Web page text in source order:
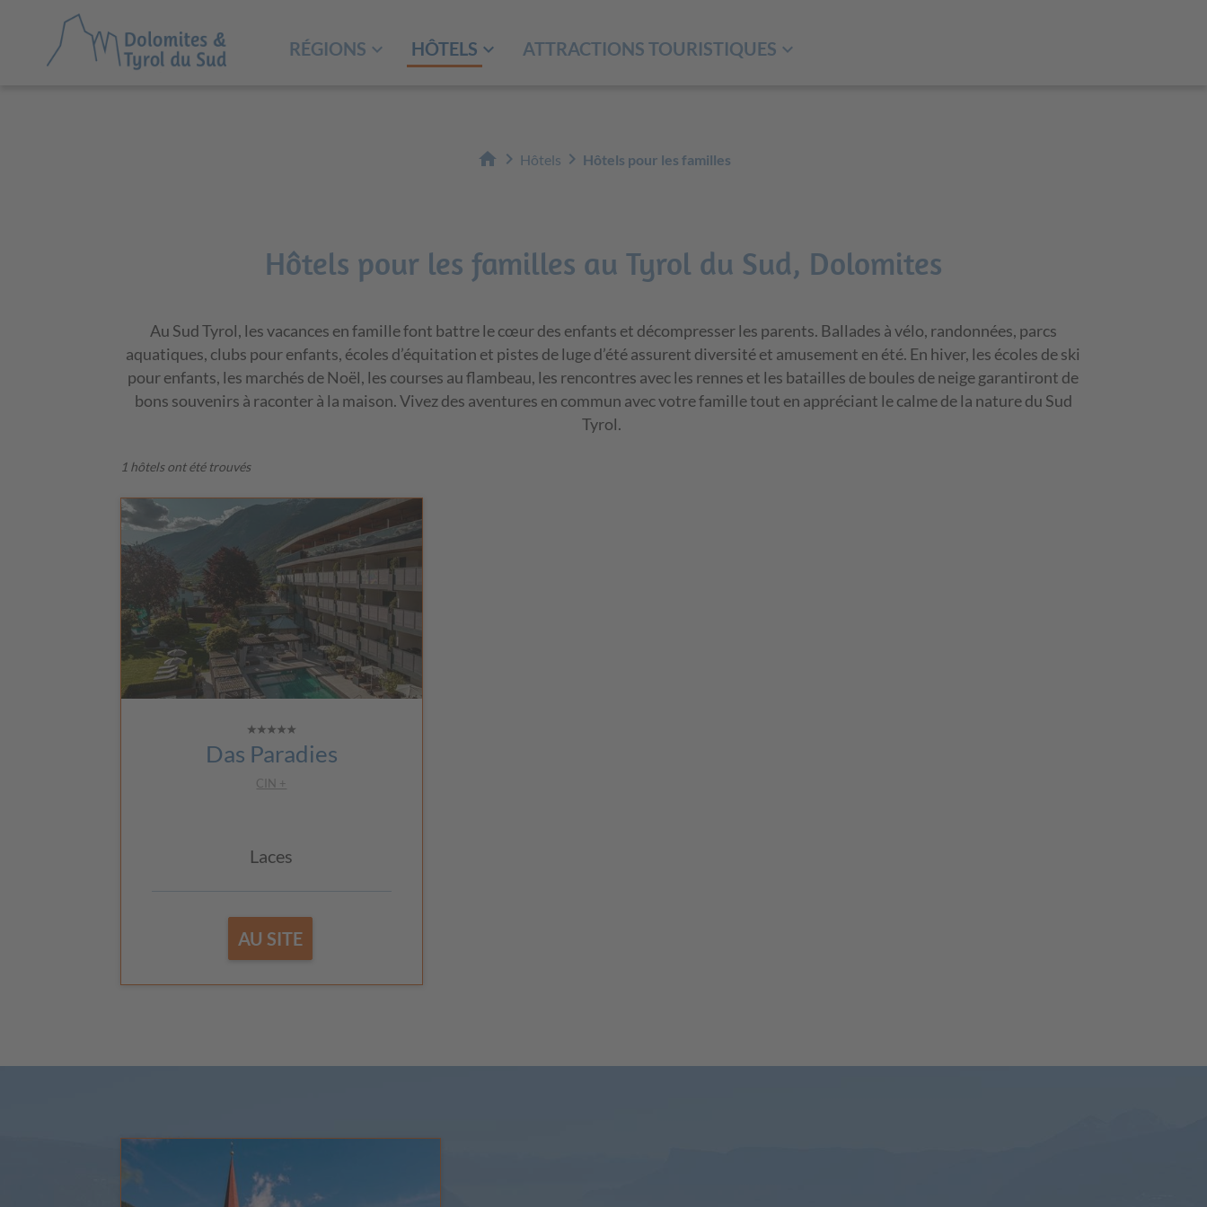
RÉGIONS HÔTELS ATTRACTIONS TOURISTIQUES
home chevron_right Hôtels chevron_right Hôtels pour les familles
Hôtels pour les familles au Tyrol du Sud, Dolomites
Au Sud Tyrol, les vacances en famille font battre le cœur des enfants et décompresser les parents. Ballades à vélo, randonnées, parcs
aquatiques, clubs pour enfants, écoles d’équitation et pistes de luge d’été assurent diversité et amusement en été. En hiver, les écoles de ski
pour enfants, les marchés de Noël, les courses au flambeau, les rencontres avec les rennes et les batailles de boules de neige garantiront de
bons souvenirs à raconter à la maison. Vivez des aventures en commun avec votre famille tout en appréciant le calme de la nature du Sud
Tyrol.
1 hôtels ont été trouvés
Das Paradies
CIN +
Laces
AU SITE